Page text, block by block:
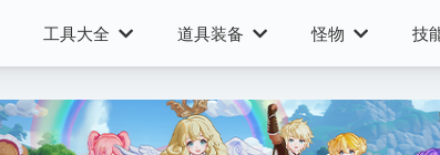
工具大全 道具装备 怪物 技